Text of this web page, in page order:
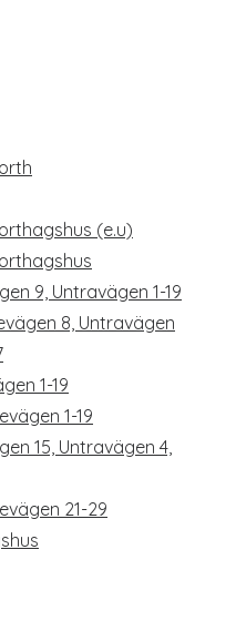
(e.u)
9, Untravägen 1-19
8, Untravägen
1-19
1-19
15, Untravägen 4,
21-29